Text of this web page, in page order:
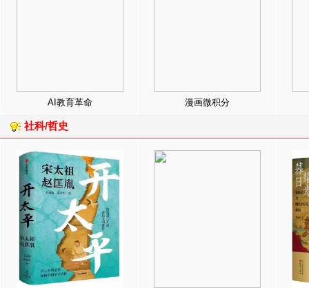
AI教育革命 漫画微积分
社科/哲史